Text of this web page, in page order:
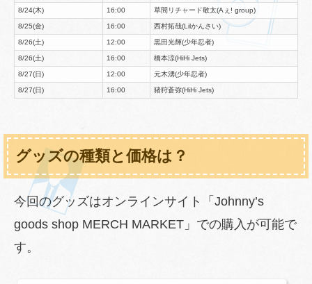
8/24(木) 16:00 草間リチャード敬太(Aぇ! group)
8/25(金) 16:00 西村拓哉(Lilかんさい)
8/26(土) 12:00 黒田光輝(少年忍者)
8/26(土) 16:00 橋本涼(HiHi Jets)
8/27(日) 12:00 元木湧(少年忍者)
8/27(日) 16:00 猪狩蒼弥(HiHi Jets)
グッズの種類と価格は？
今回のグッズはオンラインサイト「Johnny’s
goods shop MERCH MARKET」での購入が可能で
す。